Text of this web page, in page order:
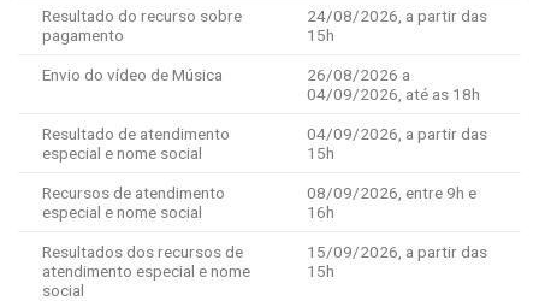
Resultado do recurso sobre
pagamento
24/08/2026, a partir das
15h
Envio do vídeo de Música
26/08/2026 a
04/09/2026, até as 18h
Resultado de atendimento
especial e nome social
04/09/2026, a partir das
15h
Recursos de atendimento
especial e nome social
08/09/2026, entre 9h e
16h
Resultados dos recursos de
atendimento especial e nome
social
15/09/2026, a partir das
15h